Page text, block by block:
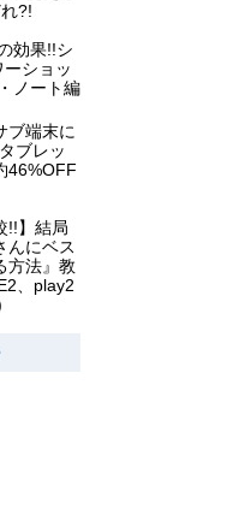
?!
効果!!シ
ショッ
ノート編
ブ端末に
ブレッ
46%OFF
!!】結局
んにベス
方法』教
、play2